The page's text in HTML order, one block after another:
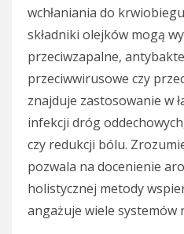
wchłaniania do
składniki olejków mogą
przeciwzapalne,
przeciwwirusowe czy
znajduje zastosowanie w
infekcji dróg
czy redukcji bólu.
pozwala na docenienie
holistycznej metody
angażuje wiele systemów